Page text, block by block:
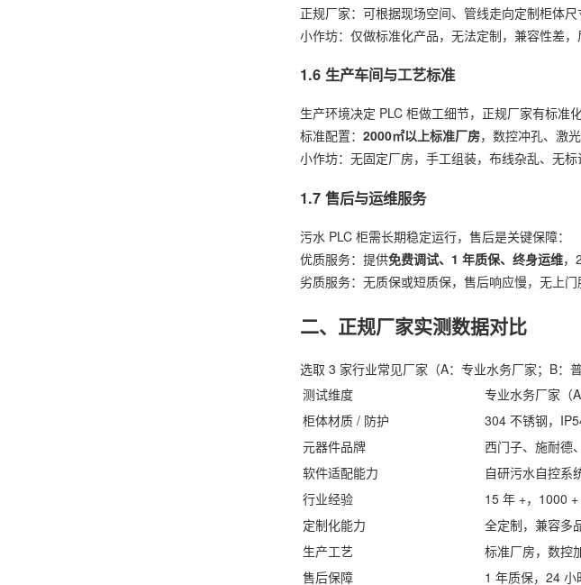
正规厂家：可根据现场空间、管线走向定制柜体
小作坊：仅做标准化产品，无法定制，兼容性差，
1.6 生产车间与工艺标准
生产环境决定 PLC 柜做工细节，正规厂家有标准化
标准配置： 2000㎡以上标准厂房，数控冲孔、激
小作坊：无固定厂房，手工组装，布线杂乱、无标
1.7 售后与运维服务
污水 PLC 柜需长期稳定运行，售后是关键保障：
优质服务：提供免费调试、1 年质保、终身运维，
劣质服务：无质保或短质保，售后响应慢，无上
二、正规厂家实测数据对比
选取 3 家行业常见厂家（A：专业水务厂家；B：
测试维度
专业水务厂家（A
柜体材质 / 防护
304 不锈钢，
元器件品牌
西门子、施耐德
软件适配能力
自研污水自控系
行业经验
15 年 +，1000
定制化能力
全定制，兼容多
生产工艺
标准厂房，数控
售后保障
1 年质保，24 小